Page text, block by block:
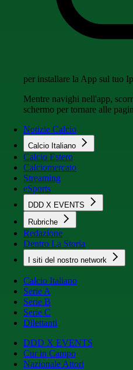
per installare la App sul tuo
Mentre navighi nell'app,
schermo per tornare alle
Notizie Calcio
Calcio Italiano
Calcio Estero
Calciomercato
Streaming
eSports
DDD X EVENTS
Rubriche
Redazione
Dentro La Storia
I siti del nostro network
Calcio Italiano
Serie A
Serie B
Serie C
Dilettanti
DDD X EVENTS
Cur in Campo
Nazionale Attori